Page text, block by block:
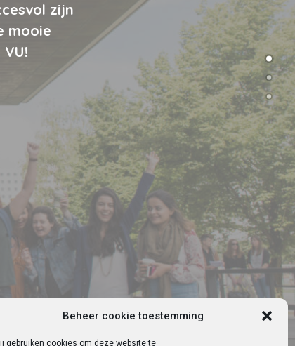
Beheer cookie toestemming
gebruiken cookies om deze website te
zijn
mooie